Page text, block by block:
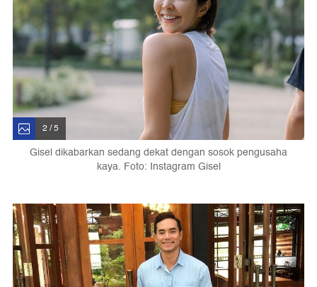
2 / 5
Gisel dikabarkan sedang dekat dengan sosok pengusaha
kaya. Foto: Instagram Gisel